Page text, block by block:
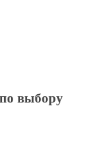
выбору